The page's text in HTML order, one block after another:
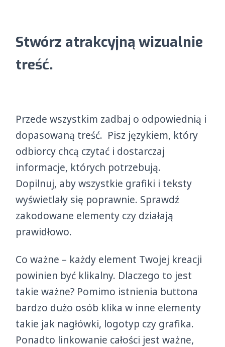
Stwórz atrakcyjną wizualnie
treść.
Przede wszystkim zadbaj o odpowiednią i
dopasowaną treść. Pisz językiem, który
odbiorcy chcą czytać i dostarczaj
informacje, których potrzebują.
Dopilnuj, aby wszystkie grafiki i teksty
wyświetlały się poprawnie. Sprawdź
zakodowane elementy czy działają
prawidłowo.
Co ważne – każdy element Twojej kreacji
powinien być klikalny. Dlaczego to jest
takie ważne? Pomimo istnienia buttona
bardzo dużo osób klika w inne elementy
takie jak nagłówki, logotyp czy grafika.
Ponadto linkowanie całości jest ważne,